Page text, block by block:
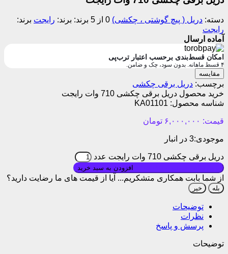
مقایسه
دریل برقی چکشی
خرید محصول دریل برقی چکشی 710 وات رایجت
شناسه محصول:
قیمت:۶,۰۰۰,۰۰۰ تومان
موجودی:3 در انبار
دریل برقی چکشی 710 وات رایجت عدد
بروزرسانی قیمت: ۱۴۰۵/۰۱/۱۰ افزودن به سبد خرید
از شما بابت همکاری متشکریم...
خیر
توضیحات
پرسش و پاسخ
توضیحات
710 وات پرگشتاور، هم عملکرد دریل و هم چکش را در یک بدنه
جمع کرده است. سه‌نظام آچاری فلزی با آلیاژ کروم-وانادیوم،